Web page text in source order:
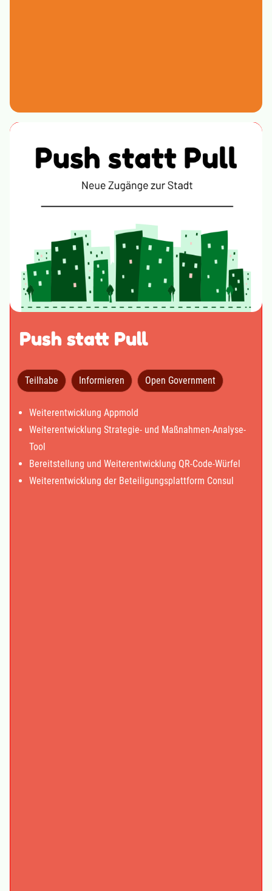
Push statt Pull
Teilhabe Informieren Open Government
Weiterentwicklung Appmold
Weiterentwicklung Strategie- und Maßnahmen-Analyse-
Tool
Bereitstellung und Weiterentwicklung QR-Code-Würfel
Weiterentwicklung der Beteiligungsplattform Consul